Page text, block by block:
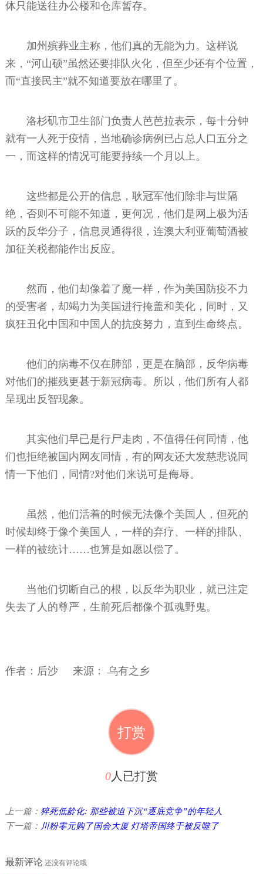
体只能送往办公楼和仓库暂存。
加州殡葬业主称，他们真的无能为力。这样说
来，“河山硕”虽然还要排队火化，但至少还有个位置，
而“直接民主”就不知道要放在哪里了。
洛杉矶市卫生部门负责人芭芭拉表示，每十分钟
就有一人死于疫情，当地确诊病例已占总人口五分之
一，而这样的情况可能要持续一个月以上。
这些都是公开的信息，耿冠军他们除非与世隔
绝，否则不可能不知道，更何况，他们是网上极为活
跃的反华分子，信息灵通得很，连澳大利亚葡萄酒被
加征关税都能作出反应。
然而，他们却像着了魔一样，作为美国防疫不力
的受害者，却竭力为美国进行掩盖和美化，同时，又
疯狂丑化中国和中国人的抗疫努力，直到生命终点。
他们的病毒不仅在肺部，更是在脑部，反华病毒
对他们的摧残更甚于新冠病毒。所以，他们所有人都
呈现出反智现象。
其实他们早已是行尸走肉，不值得任何同情，他
们也拒绝被国内网友同情，有的网友还大发慈悲说同
情一下他们，同情?对他们来说可是侮辱。
虽然，他们活着的时候无法像个美国人，但死的
时候却终于像个美国人，一样的弃疗、一样的排队、
一样的被统计……也算是如愿以偿了。
当他们切断自己的根，以反华为职业，就已注定
失去了人的尊严，生前死后都像个孤魂野鬼。
作者： 后沙 来源： 乌有之乡
打赏
0人已打赏
上一篇： 猝死低龄化: 那些被迫下沉“逐底竞争”的年轻人
下一篇： 川粉零元购了国会大厦 灯塔帝国终于被反噬了
最新评论还没有评论哦